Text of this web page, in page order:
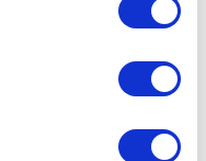
Rechercher par